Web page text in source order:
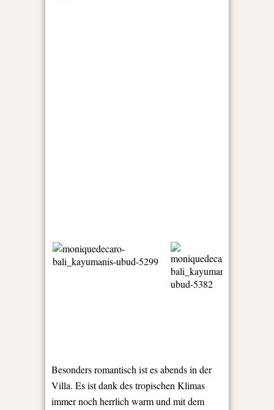
Besonders romantisch ist es abends in der
Villa. Es ist dank des tropischen Klimas
immer noch herrlich warm und mit dem